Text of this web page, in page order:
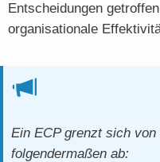
Entscheidungen
organisationale
Ein ECP grenzt sich
folgendermaßen ab: